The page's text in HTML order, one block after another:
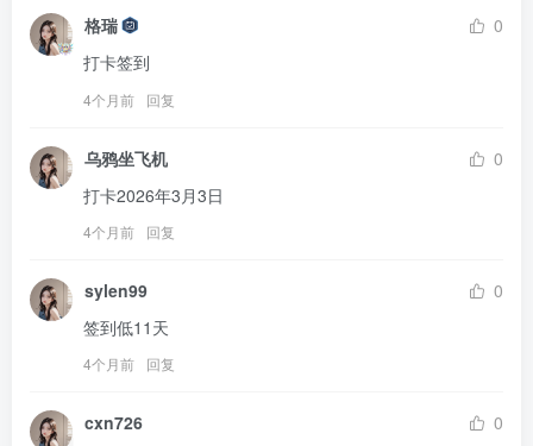
格瑞
0
打卡签到
4个月前 回复
乌鸦坐飞机
0
打卡2026年3月3日
4个月前 回复
sylen99
0
签到低11天
4个月前 回复
cxn726
0